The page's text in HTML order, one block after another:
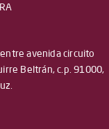
avenida circuito
Beltrán, c.p. 91000,